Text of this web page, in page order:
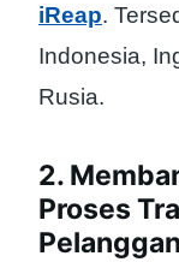
iReap.
Indonesia,
Rusia.
2.
Proses
Pelanggan